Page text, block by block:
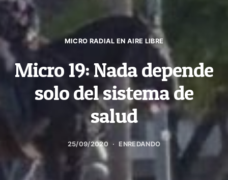
MICRO RADIAL EN AIRE LIBRE
Micro 19: Nada depende
solo del sistema de
salud
25/09/2020 ENREDANDO